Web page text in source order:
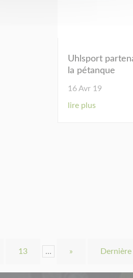
Uhlsport
la pétanque
16 Avr 19
lire plus
13 … » Dernière